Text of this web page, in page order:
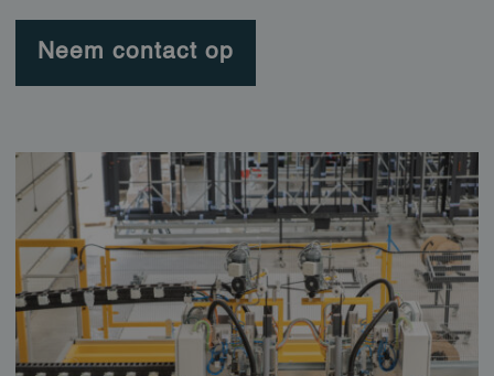
Neem contact op